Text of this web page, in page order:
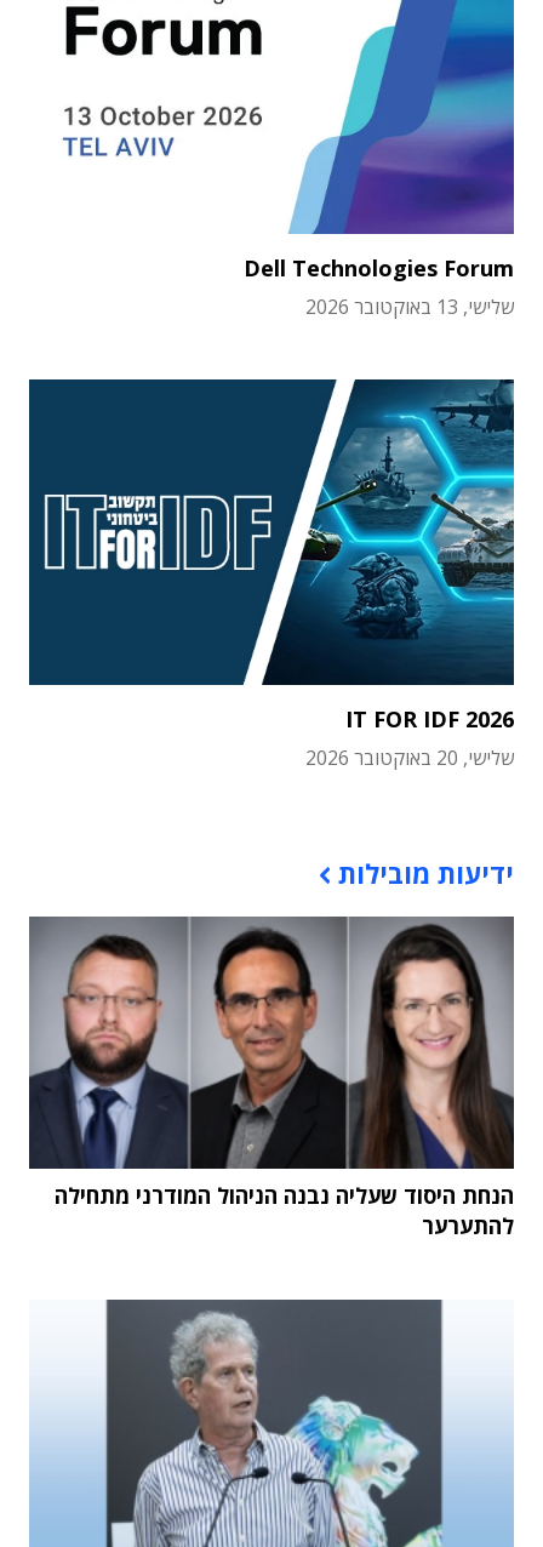
Dell Technologies Forum
שלישי, 13 באוקטובר 2026
IT FOR IDF 2026
שלישי, 20 באוקטובר 2026
ידיעות מובילות
הנחת היסוד שעליה נבנה הניהול המודרני מתחילה
להתערער